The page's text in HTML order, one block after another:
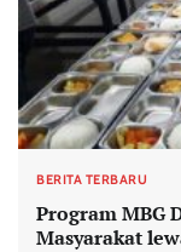
BERITA TERBARU
Program MBG
Masyarakat